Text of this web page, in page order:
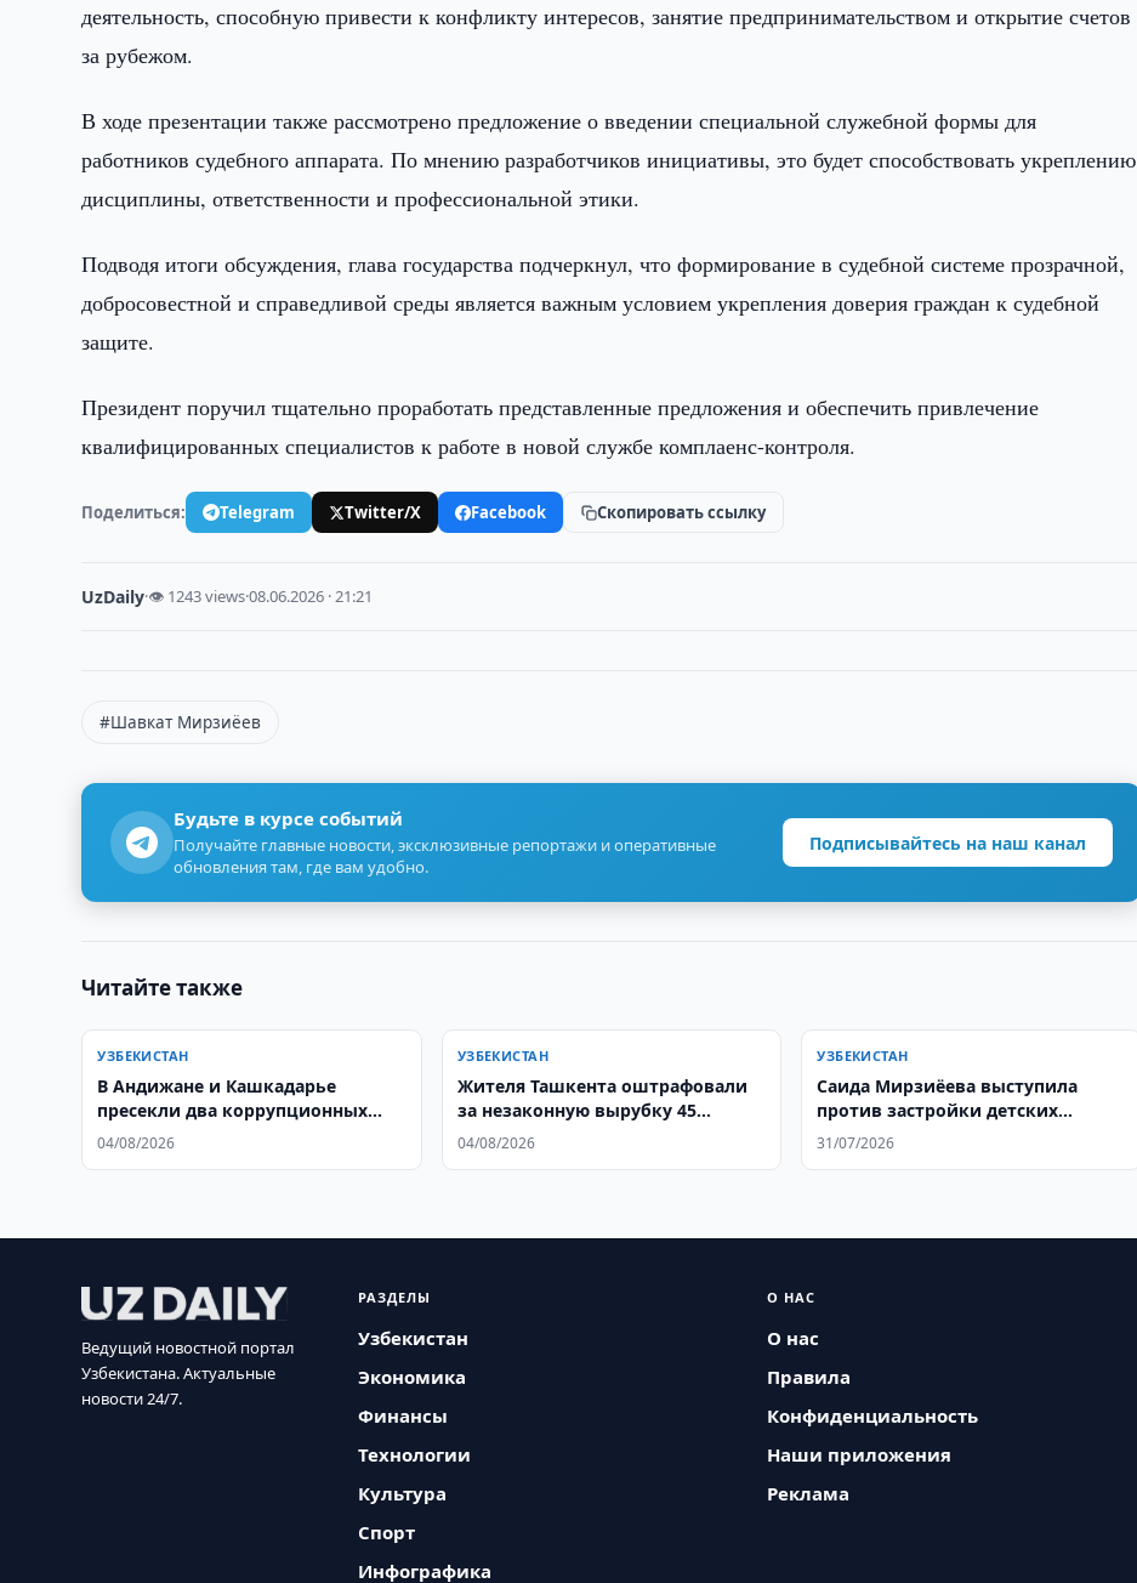
деятельность, способную привести к конфликту интересов, занятие предпринимательством и открытие счетов
за рубежом.
В ходе презентации также рассмотрено предложение о введении специальной служебной формы для
работников судебного аппарата. По мнению разработчиков инициативы, это будет способствовать укреплению
дисциплины, ответственности и профессиональной этики.
Подводя итоги обсуждения, глава государства подчеркнул, что формирование в судебной системе прозрачной,
добросовестной и справедливой среды является важным условием укрепления доверия граждан к судебной
защите.
Президент поручил тщательно проработать представленные предложения и обеспечить привлечение
квалифицированных специалистов к работе в новой службе комплаенс-контроля.
Поделиться: Telegram Twitter/X Facebook Скопировать ссылку
UzDaily·👁 1243 views·08.06.2026 · 21:21
#Шавкат Мирзиёев
Будьте в курсе событий
Получайте главные новости, эксклюзивные репортажи и оперативные
обновления там, где вам удобно.
Подписывайтесь на наш канал
Читайте также
УЗБЕКИСТАН
В Андижане и Кашкадарье
пресекли два коррупционных
преступления
04/08/2026
УЗБЕКИСТАН
Жителя Ташкента оштрафовали
за незаконную вырубку 45
деревьев
04/08/2026
УЗБЕКИСТАН
Саида Мирзиёева выступила
против застройки детских
площадок
31/07/2026
Ведущий новостной портал
Узбекистана. Актуальные
новости 24/7.
РАЗДЕЛЫ
Узбекистан
Экономика
Финансы
Технологии
Культура
Спорт
Инфографика
О НАС
О нас
Правила
Конфиденциальность
Наши приложения
Реклама